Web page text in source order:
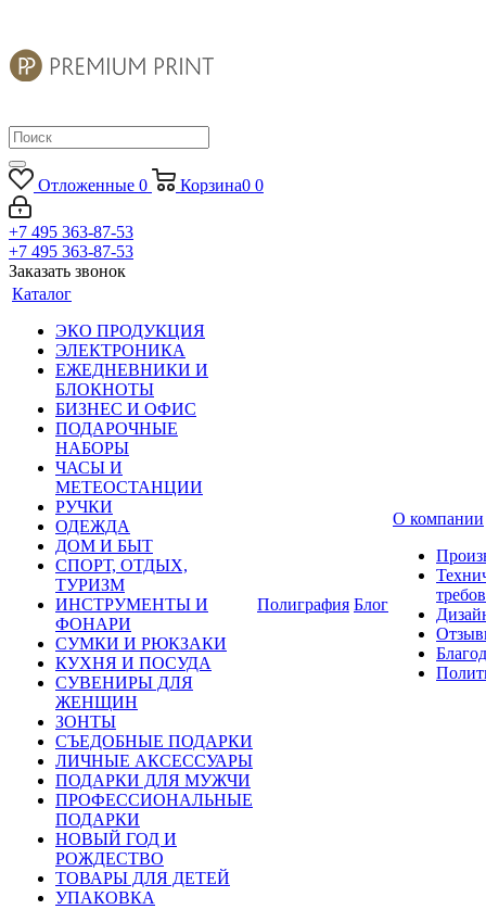
Отложенные 0 Корзина0 0
+7 495 363-87-53
+7 495 363-87-53
Заказать звонок
Каталог
ЭКО ПРОДУКЦИЯ
ЭЛЕКТРОНИКА
ЕЖЕДНЕВНИКИ И
БЛОКНОТЫ
БИЗНЕС И ОФИС
ПОДАРОЧНЫЕ
НАБОРЫ
ЧАСЫ И
МЕТЕОСТАНЦИИ
РУЧКИ
ОДЕЖДА
ДОМ И БЫТ
СПОРТ, ОТДЫХ,
ТУРИЗМ
ИНСТРУМЕНТЫ И
ФОНАРИ
СУМКИ И РЮКЗАКИ
КУХНЯ И ПОСУДА
СУВЕНИРЫ ДЛЯ
ЖЕНЩИН
ЗОНТЫ
СЪЕДОБНЫЕ ПОДАРКИ
ЛИЧНЫЕ АКСЕССУАРЫ
ПОДАРКИ ДЛЯ МУЖЧИ
ПРОФЕССИОНАЛЬНЫЕ
ПОДАРКИ
НОВЫЙ ГОД И
РОЖДЕСТВО
ТОВАРЫ ДЛЯ ДЕТЕЙ
УПАКОВКА
Полиграфия Блог
О компании